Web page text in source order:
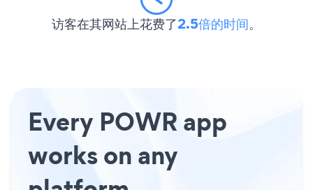
访客在其网站上花费了2.5倍的时间。
Every POWR app
works on any